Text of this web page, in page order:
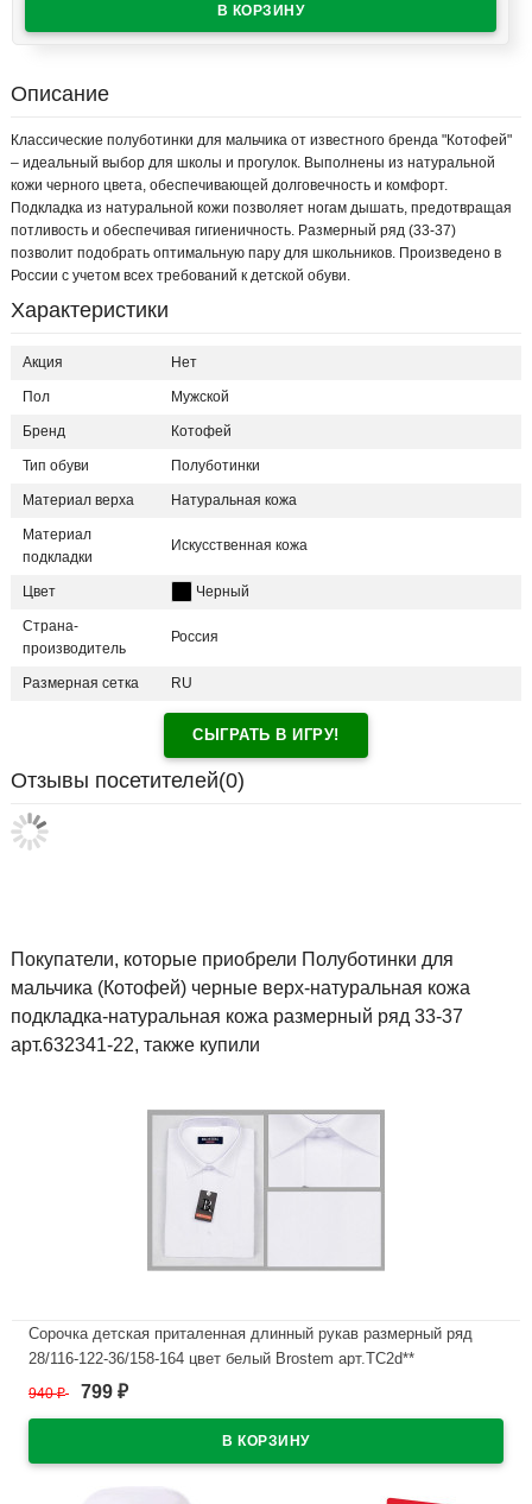
Описание
Классические полуботинки для мальчика от известного бренда "Котофей"
– идеальный выбор для школы и прогулок. Выполнены из натуральной
кожи черного цвета, обеспечивающей долговечность и комфорт.
Подкладка из натуральной кожи позволяет ногам дышать, предотвращая
потливость и обеспечивая гигиеничность. Размерный ряд (33-37)
позволит подобрать оптимальную пару для школьников. Произведено в
России с учетом всех требований к детской обуви.
Характеристики
Акция Нет
Пол Мужской
Бренд Котофей
Тип обуви Полуботинки
Материал верха Натуральная кожа
Материал
подкладки
Искусственная кожа
Цвет Черный
Страна-
производитель
Россия
Размерная сетка RU
СЫГРАТЬ В ИГРУ!
Отзывы посетителей(0)
Покупатели, которые приобрели Полуботинки для
мальчика (Котофей) черные верх-натуральная кожа
подкладка-натуральная кожа размерный ряд 33-37
арт.632341-22, также купили
Сорочка детская приталенная длинный рукав размерный ряд
28/116-122-36/158-164 цвет белый Brostem арт.TC2d**
В наличии
940₽ 799 ₽